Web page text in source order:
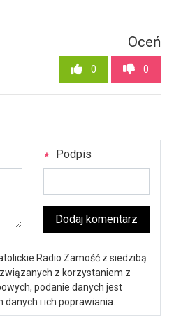
Oceń
0 0
Podpis
Dodaj komentarz
Radio Zamość z siedzibą
z korzystaniem z
podanie danych jest
i ich poprawiania.